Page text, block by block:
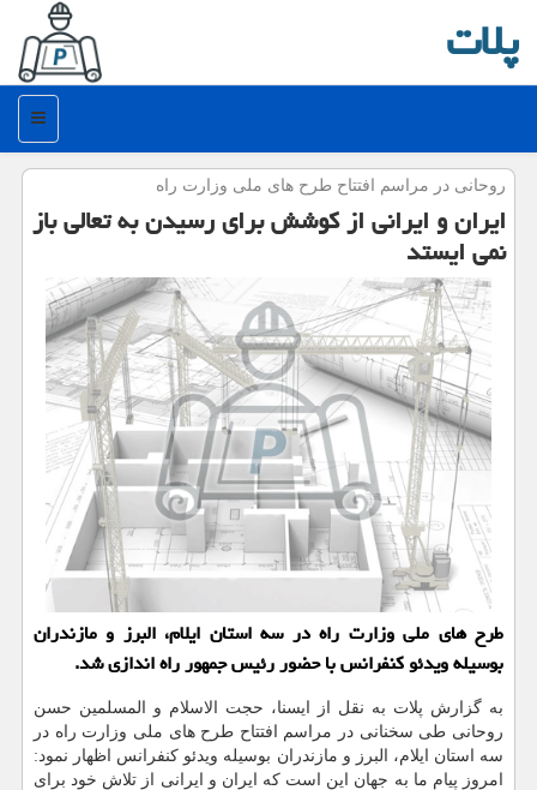
پلات
منو
روحانی در مراسم افتتاح طرح های ملی وزارت راه
ایران و ایرانی از كوشش برای رسیدن به تعالی باز
نمی ایستد
طرح های ملی وزارت راه در سه استان ایلام، البرز و مازندران
بوسیله ویدئو كنفرانس با حضور رئیس جمهور راه اندازی شد.
به گزارش پلات به نقل از ایسنا، حجت الاسلام و المسلمین حسن
روحانی طی سخنانی در مراسم افتتاح طرح های ملی وزارت راه در
سه استان ایلام، البرز و مازندران بوسیله ویدئو کنفرانس اظهار نمود:
امروز پیام ما به جهان این است که ایران و ایرانی از تلاش خود برای